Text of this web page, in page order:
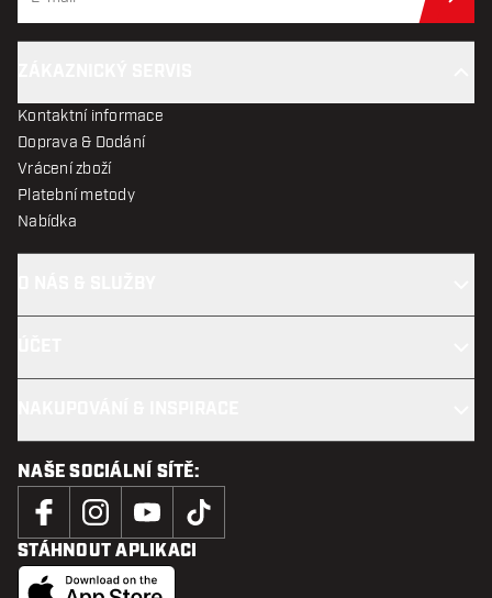
Kontaktní informace
Doprava & Dodání
Vrácení zboží
Platební metody
Nabídka
NAŠE SOCIÁLNÍ SÍTĚ:
STÁHNOUT APLIKACI